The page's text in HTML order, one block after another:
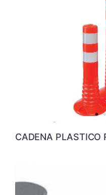
CADENA PLASTICO